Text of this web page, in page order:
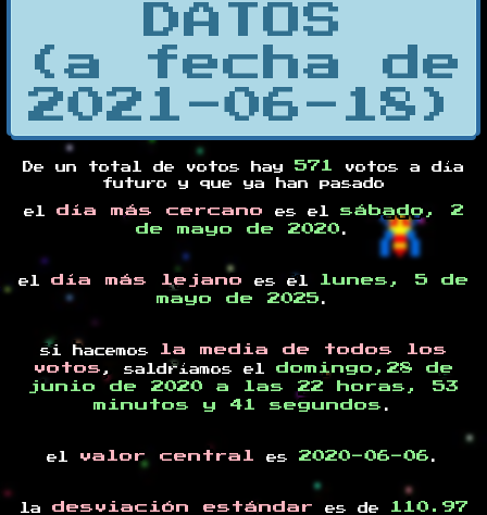
DATOS
(a fecha de
2021-06-18)
De un total de votos hay 571
votos a día
futuro y que ya han pasado
el día más cercano es el sábado, 2
de mayo de 2020 .
el día más lejano es el
lunes, 5 de
mayo de 2025 .
si hacemos
la media de todos los
votos , saldríamos el domingo,28 de
junio de 2020 a las 22 horas, 53
minutos y 41 segundos .
el valor central es 2020-06-06 .
la desviación estándar es de
110.97